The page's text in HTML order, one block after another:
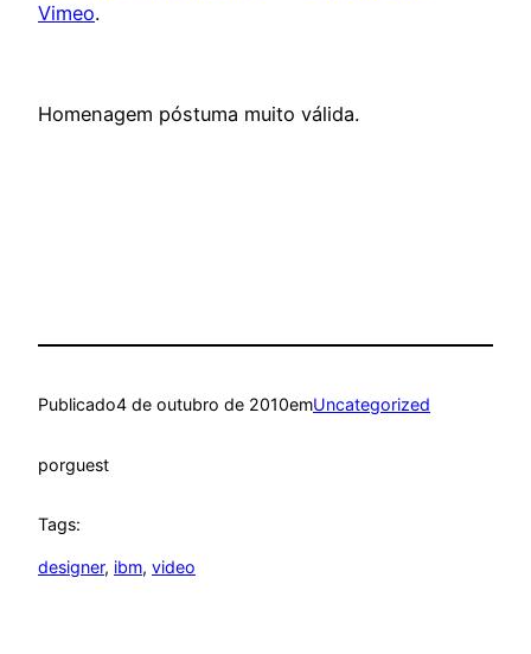
Vimeo.
Homenagem póstuma muito válida.
Publicado4 de outubro de 2010emUncategorized
porguest
Tags:
designer, ibm, video